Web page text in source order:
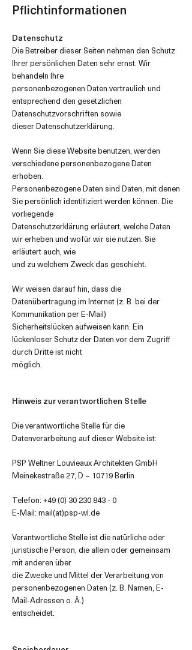
Pflichtinformationen
Datenschutz
Die Betreiber dieser Seiten nehmen den Schutz
Ihrer persönlichen Daten sehr ernst. Wir
behandeln Ihre
personenbezogenen Daten vertraulich und
entsprechend den gesetzlichen
Datenschutzvorschriften sowie
dieser Datenschutzerklärung.
Wenn Sie diese Website benutzen, werden
verschiedene personenbezogene Daten
erhoben.
Personenbezogene Daten sind Daten, mit denen
Sie persönlich identifiziert werden können. Die
vorliegende
Datenschutzerklärung erläutert, welche Daten
wir erheben und wofür wir sie nutzen. Sie
erläutert auch, wie
und zu welchem Zweck das geschieht.
Wir weisen darauf hin, dass die
Datenübertragung im Internet (z. B. bei der
Kommunikation per E-Mail)
Sicherheitslücken aufweisen kann. Ein
lückenloser Schutz der Daten vor dem Zugriff
durch Dritte ist nicht
möglich.
Hinweis zur verantwortlichen Stelle
Die verantwortliche Stelle für die
Datenverarbeitung auf dieser Website ist:
PSP Weltner Louvieaux Architekten GmbH
Meinekestraße 27, D – 10719 Berlin
Telefon: +49 (0) 30 230 843 - 0
E-Mail: mail(at)psp-wl.de
Verantwortliche Stelle ist die natürliche oder
juristische Person, die allein oder gemeinsam
mit anderen über
die Zwecke und Mittel der Verarbeitung von
personenbezogenen Daten (z. B. Namen, E-
Mail-Adressen o. Ä.)
entscheidet.